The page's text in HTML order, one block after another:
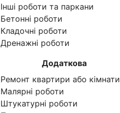
Інші роботи та паркани
Бетонні роботи
Кладочні роботи
Дренажні роботи
Додаткова
Ремонт квартири або кімнати
Малярні роботи
Штукатурні роботи